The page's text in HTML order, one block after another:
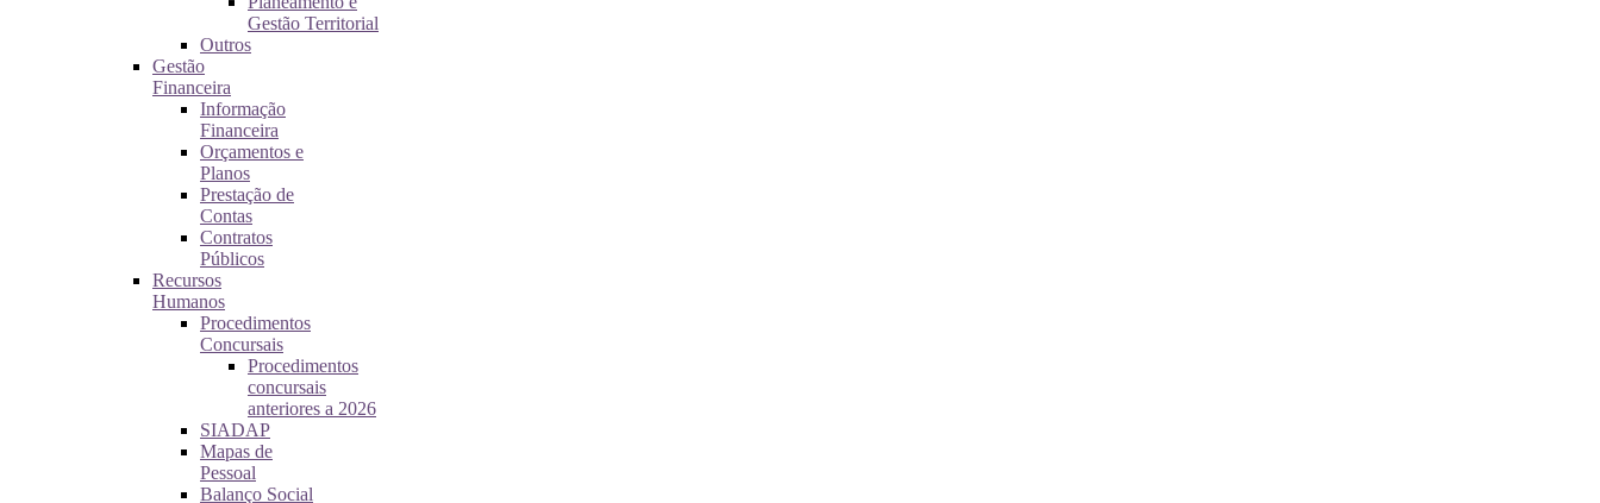
Gestão Territorial
Outros
Gestão
Financeira
Informação
Financeira
Orçamentos e
Planos
Prestação de
Contas
Contratos
Públicos
Recursos
Humanos
Procedimentos
Concursais
Procedimentos
concursais
anteriores a 2026
SIADAP
Mapas de
Pessoal
Balanço Social